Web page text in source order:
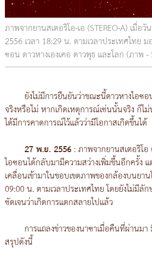
ภาพจากยานสเตอริโอ-เอ (STEREO-A) เมื่อ
2556 เวลา 18:29 น. ตามเวลาประเทศไทย ม
ซอน ดาวหางเองเคอ ดาวพุธ และโลก (ภาพ -
ยังไม่มีการยืนยันว่าขณะนี้ดาวหางไอซ
จริงหรือไม่ หากเกิดเหตุการณ์เช่นนั้นจริง ก็ไ
ได้มีการคาดการณ์ไว้แล้วว่ามีโอกาสเกิดขึ้นได้
27 พ.ย. 2556: ภาพจากยานสเตอริโ
ไอซอนได้กลับมามีความสว่างเพิ่มขึ้นอีกครั้ง
เคลื่อนเข้ามาในขอบเขตภาพของกล้องบนยาน
09:00 น. ตามเวลาประเทศไทย โดยยังไม่มี
ชัดเจนว่าเกิดการแตกสลายไปแล้ว
การแถลงข่าวของนาซาเมื่อคืนที่ผ่านม
สรุปดังนี้